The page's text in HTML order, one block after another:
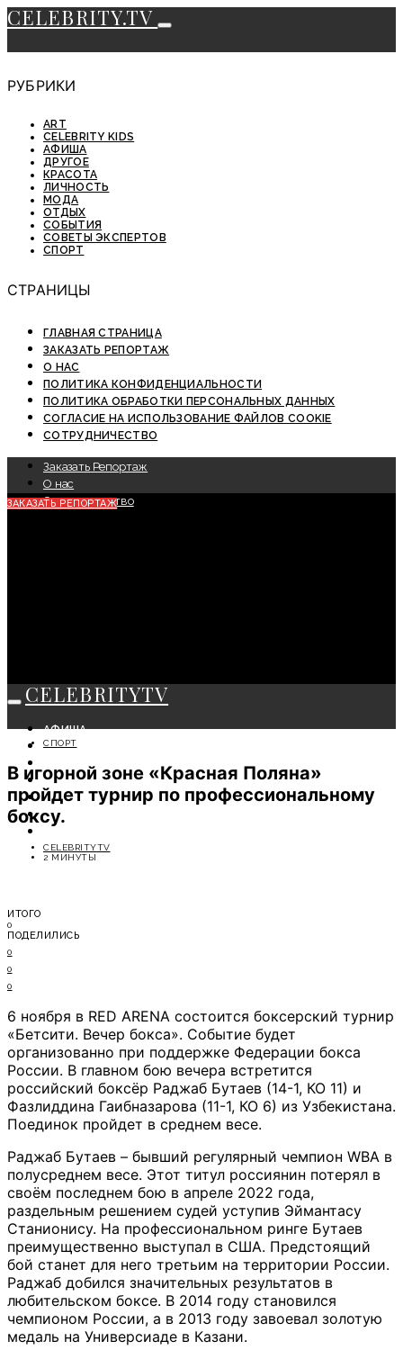
CELEBRITY.TV
РУБРИКИ
ART
CELEBRITY KIDS
АФИША
ДРУГОЕ
КРАСОТА
ЛИЧНОСТЬ
МОДА
ОТДЫХ
СОБЫТИЯ
СОВЕТЫ ЭКСПЕРТОВ
СПОРТ
СТРАНИЦЫ
ГЛАВНАЯ СТРАНИЦА
ЗАКАЗАТЬ РЕПОРТАЖ
О НАС
ПОЛИТИКА КОНФИДЕНЦИАЛЬНОСТИ
ПОЛИТИКА ОБРАБОТКИ ПЕРСОНАЛЬНЫХ ДАННЫХ
СОГЛАСИЕ НА ИСПОЛЬЗОВАНИЕ ФАЙЛОВ COOKIE
СОТРУДНИЧЕСТВО
Заказать Репортаж
О нас
Сотрудничество
ЗАКАЗАТЬ РЕПОРТАЖ
CELEBRITYTV
АФИША
СОБЫТИЯ
КРАСОТА
МОДА
ЛИЧНОСТЬ
ОТДЫХ
СПОРТ
В игорной зоне «Красная Поляна»
пройдет турнир по профессиональному
боксу.
CELEBRITYTV
2 МИНУТЫ
ИТОГО
0
ПОДЕЛИЛИСЬ
0
0
0
6 ноября в RED ARENA состоится боксерский турнир
«Бетсити. Вечер бокса». Событие будет
организованно при поддержке Федерации бокса
России. В главном бою вечера встретится
российский боксёр Раджаб Бутаев (14-1, КО 11) и
Фазлиддина Гаибназарова (11-1, КО 6) из Узбекистана.
Поединок пройдет в среднем весе.
Раджаб Бутаев – бывший регулярный чемпион WBA в
полусреднем весе. Этот титул россиянин потерял в
своём последнем бою в апреле 2022 года,
раздельным решением судей уступив Эймантасу
Станионису. На профессиональном ринге Бутаев
преимущественно выступал в США. Предстоящий
бой станет для него третьим на территории России.
Раджаб добился значительных результатов в
любительском боксе. В 2014 году становился
чемпионом России, а в 2013 году завоевал золотую
медаль на Универсиаде в Казани.